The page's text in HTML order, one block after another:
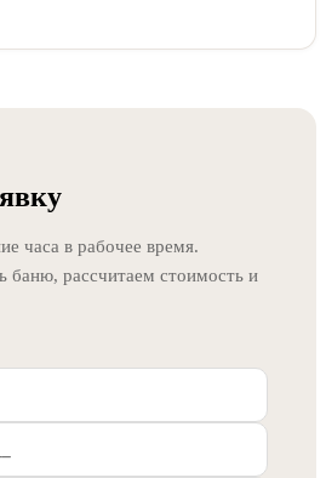
часа в рабочее время.
рассчитаем стоимость и